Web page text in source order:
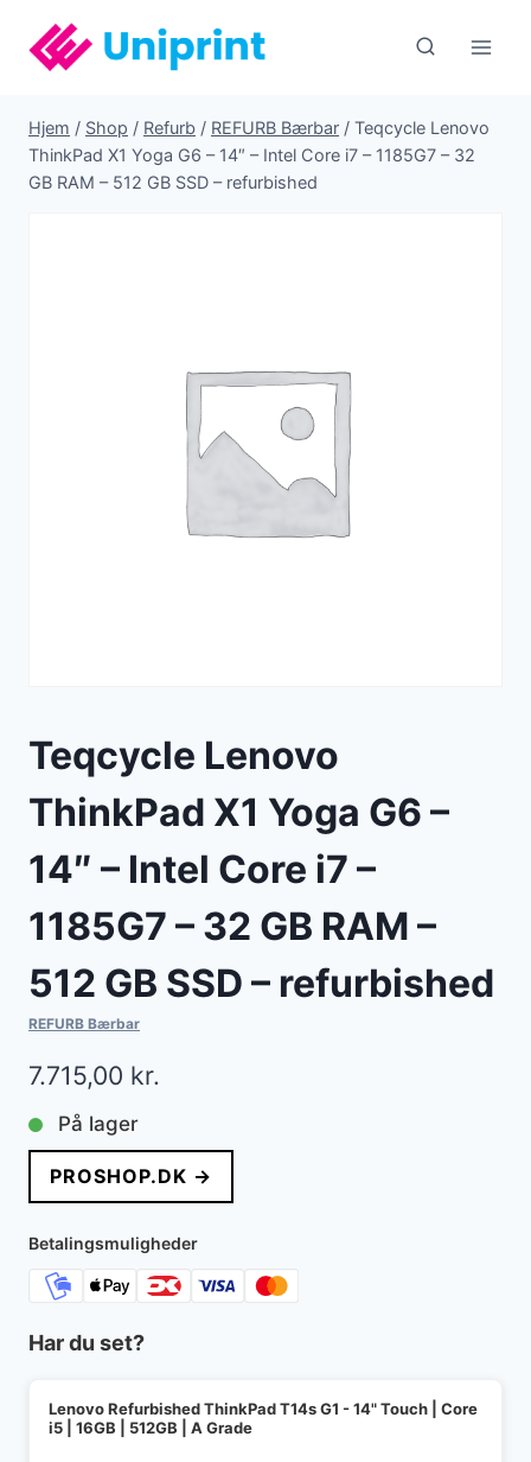
indhold
Hjem / Shop / Refurb / REFURB Bærbar / Teqcycle Lenovo
ThinkPad X1 Yoga G6 – 14″ – Intel Core i7 – 1185G7 – 32
GB RAM – 512 GB SSD – refurbished
Teqcycle Lenovo
ThinkPad X1 Yoga G6 –
14″ – Intel Core i7 –
1185G7 – 32 GB RAM –
512 GB SSD – refurbished
REFURB Bærbar
7.715,00 kr.
På lager
PROSHOP.DK →
Betalingsmuligheder
Har du set?
Lenovo Refurbished ThinkPad T14s G1 - 14" Touch | Core
i5 | 16GB | 512GB | A Grade